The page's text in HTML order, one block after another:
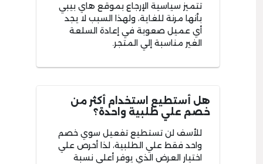
تتميز سياسية الإرجاع بموقع هاي بيبي
بأنها مرنة للغاية، ولهذا السبب لا يجد
أي عميل صعوبة في إعادة السلعة
الغير مناسبة إلي المتجر.
هل أستطيع استخدام أكثر من
خصم علي طلبية واحدة؟
للأسف لن تستطيع تفعيل سوي خصم
واحد فقط علي الطلبية، لذا أحرص علي
اختيار العرض الذي يوفر أعلي نسبة